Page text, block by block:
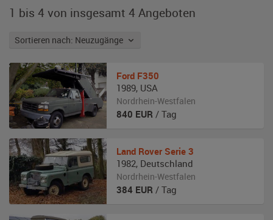
1 bis 4 von insgesamt 4 Angeboten
Sortieren nach: Neuzugänge
Ford F350
1989, USA
Nordrhein-Westfalen
840 EUR / Tag
Land Rover Serie 3
1982, Deutschland
Nordrhein-Westfalen
384 EUR / Tag